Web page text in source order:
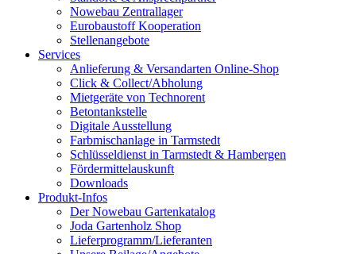
Nowebau Zentrallager
Eurobaustoff Kooperation
Stellenangebote
Services
Anlieferung & Versandarten Online-Shop
Click & Collect/Abholung
Mietgeräte von Technorent
Betontankstelle
Digitale Ausstellung
Farbmischanlage in Tarmstedt
Schlüsseldienst in Tarmstedt & Hambergen
Fördermittelauskunft
Downloads
Produkt-Infos
Der Nowebau Gartenkatalog
Joda Gartenholz Shop
Lieferprogramm/Lieferanten